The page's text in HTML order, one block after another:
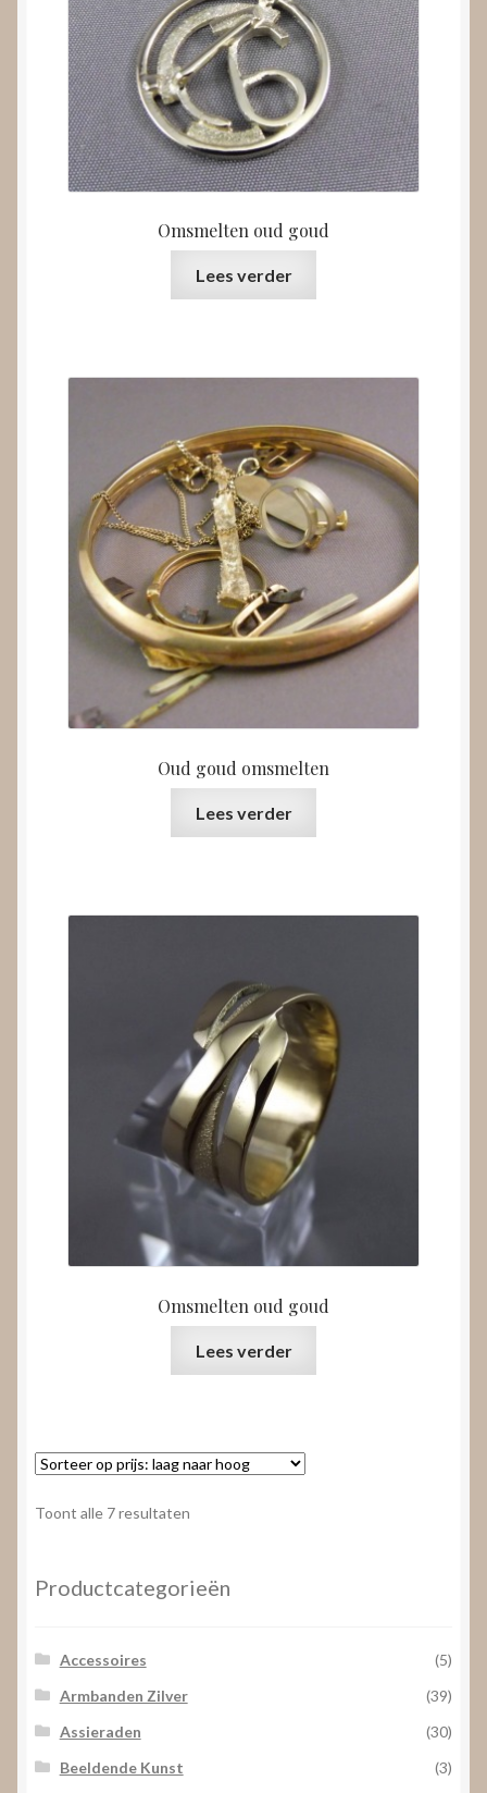
Omsmelten oud goud
Lees verder
Oud goud omsmelten
Lees verder
Omsmelten oud goud
Lees verder
Toont alle 7 resultaten
laag
Productcategorieën
Accessoires
(5)
Armbanden Zilver
(39)
Assieraden
(30)
Beeldende Kunst
(3)